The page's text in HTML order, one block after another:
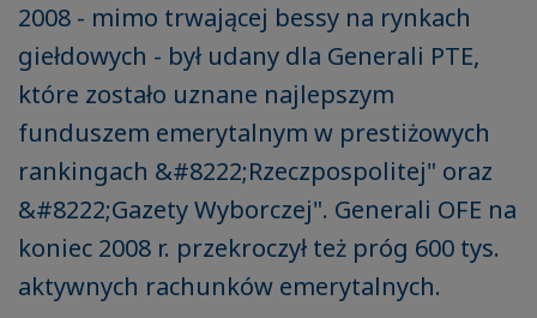
2008 - mimo trwającej bessy na rynkach
giełdowych - był udany dla Generali PTE,
które zostało uznane najlepszym
funduszem emerytalnym w prestiżowych
rankingach &#8222;Rzeczpospolitej" oraz
&#8222;Gazety Wyborczej". Generali OFE na
koniec 2008 r. przekroczył też próg 600 tys.
aktywnych rachunków emerytalnych.